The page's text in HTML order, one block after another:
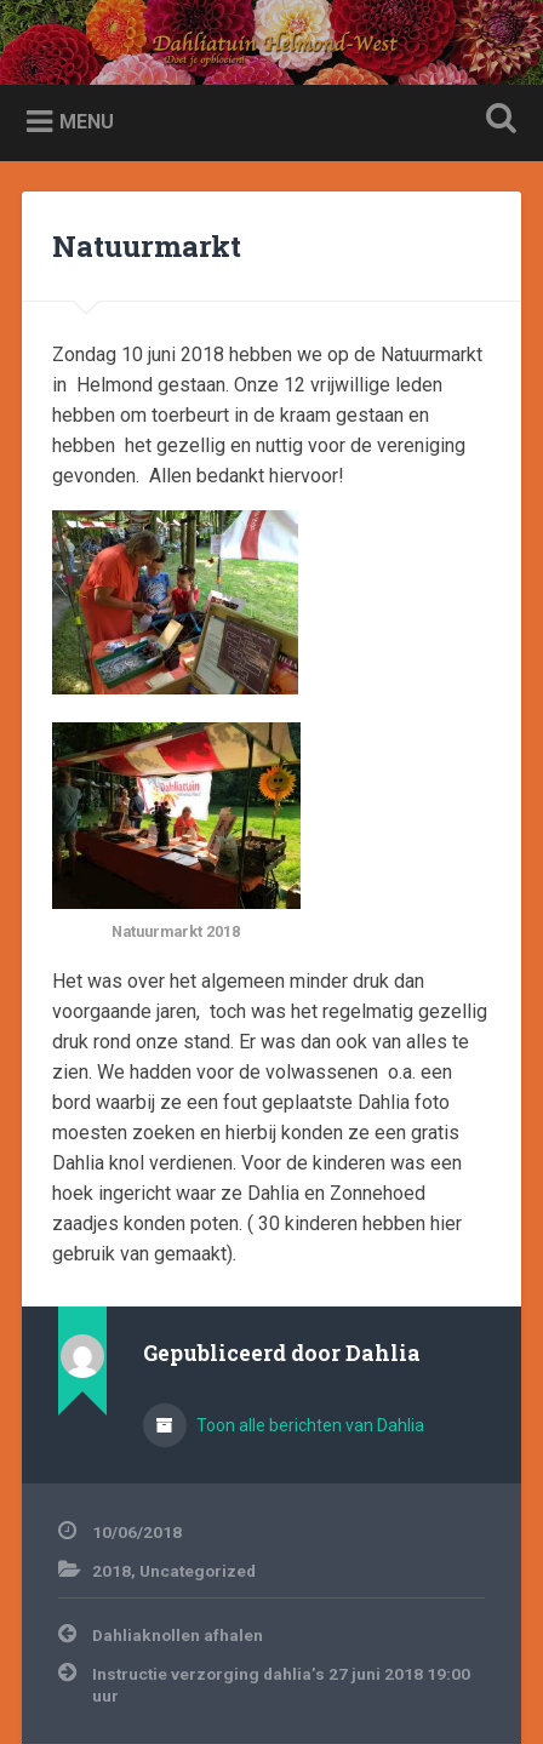
Naar
de
inhoud
springen
Zoeken
Dahliatuin Helmond-West
Doet je opbloeien
MENU
Natuurmarkt
Zondag 10 juni 2018 hebben we op de Natuurmarkt
in Helmond gestaan. Onze 12 vrijwillige leden
hebben om toerbeurt in de kraam gestaan en
hebben het gezellig en nuttig voor de vereniging
gevonden. Allen bedankt hiervoor!
Natuurmarkt 2018
Het was over het algemeen minder druk dan
voorgaande jaren, toch was het regelmatig gezellig
druk rond onze stand. Er was dan ook van alles te
zien. We hadden voor de volwassenen o.a. een
bord waarbij ze een fout geplaatste Dahlia foto
moesten zoeken en hierbij konden ze een gratis
Dahlia knol verdienen. Voor de kinderen was een
hoek ingericht waar ze Dahlia en Zonnehoed
zaadjes konden poten. ( 30 kinderen hebben hier
gebruik van gemaakt).
Gepubliceerd doorDahlia
Toon alle berichten van Dahlia
10/06/2018
2018, Uncategorized
Bericht
navigatie
Dahliaknollen afhalen
Instructie verzorging dahlia’s 27 juni 2018 19:00
uur